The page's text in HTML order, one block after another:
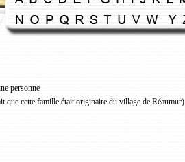
personne
que cette famille était originaire du village de Réaumur)